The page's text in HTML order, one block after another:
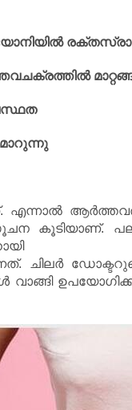
എന്നാല്‍
കൂടിയാണ്.
ചിലര്‍
വാങ്ങി